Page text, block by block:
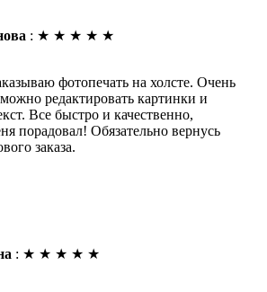
: ★ ★ ★ ★ ★
фотопечать на холсте. Очень
редактировать картинки и
Все быстро и качественно,
порадовал! Обязательно вернусь
заказа.
: ★ ★ ★ ★ ★